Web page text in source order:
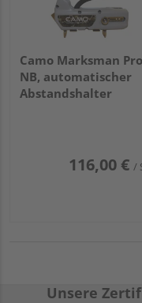
Camo Marksman
NB, automatischer
Abstandshalter
116,00 € /
Unsere